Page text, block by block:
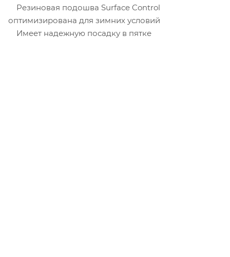
Резиновая подошва Surface Control
оптимизирована для зимних условий
Имеет надежную посадку в пятке